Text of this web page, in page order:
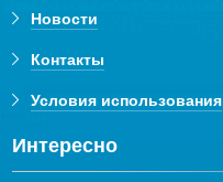
Новости
Контакты
Условия использования
Интересно